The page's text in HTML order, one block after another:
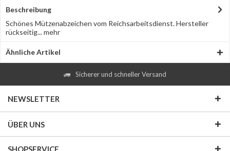
Beschreibung
Schönes Mützenabzeichen vom Reichsarbeitsdienst. Hersteller
rückseitig...mehr
Ähnliche Artikel
Sicherer und schneller Versand
NEWSLETTER
ÜBER UNS
SHOPSERVICE